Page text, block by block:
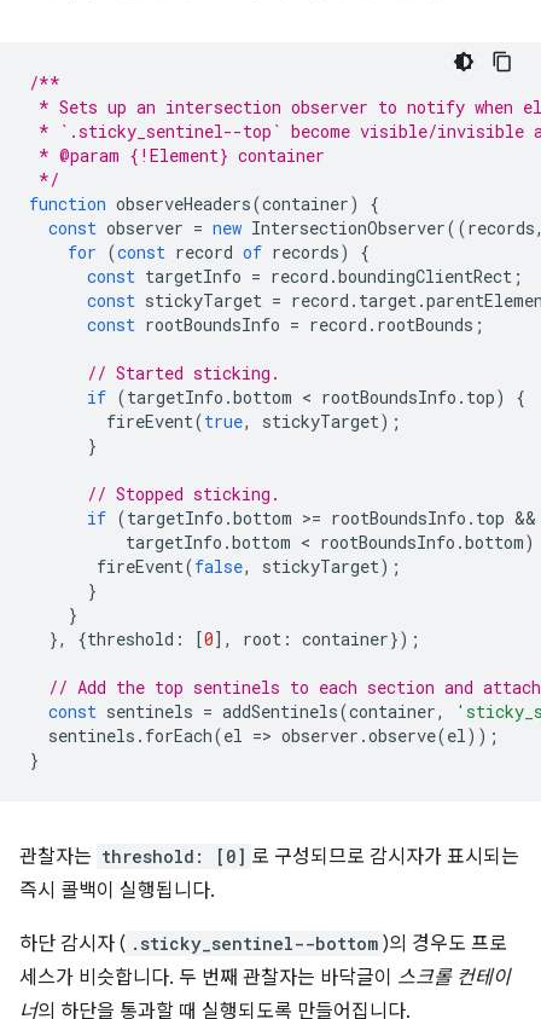
/**
* Sets up an intersection observer to notify when
* `.sticky_sentinel--top` become visible/invisible
* @param {!Element} container
*/
function observeHeaders(container)
{
const observer = new IntersectionObserver((records
for (const record of records)
{
const targetInfo = record .boundingClientRect ;
const stickyTarget = record . target .
const rootBoundsInfo = record . rootBounds ;
// Started sticking.
if (targetInfo .bottom < rootBoundsInfo . top)
{
fireEvent(true, stickyTarget);
}
// Stopped sticking.
if (targetInfo .bottom >= rootBoundsInfo . top
targetInfo .bottom < rootBoundsInfo .bottom)
fireEvent(false, stickyTarget);
}
}
},
{threshold : [0], root : container});
// Add the top sentinels to each section and
const sentinels = addSentinels(container,
sentinels . forEach(el => observer .observe(el ));
}
관찰자는 threshold: [0] 로 구성되므로 감시자가 표시되는
즉시 콜백이 실행됩니다.
하단 감시자 ( .sticky_sentinel--bottom )의 경우도 프로
세스가 비슷합니다. 두 번째 관찰자는 바닥글이 스크롤 컨테이
너의 하단을 통과할 때 실행되도록 만들어집니다.